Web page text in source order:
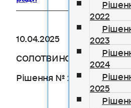
2022
2023
2024
2025
10.04.2025
СОЛОТВИНСЬКА
Рішення № 2249-2313